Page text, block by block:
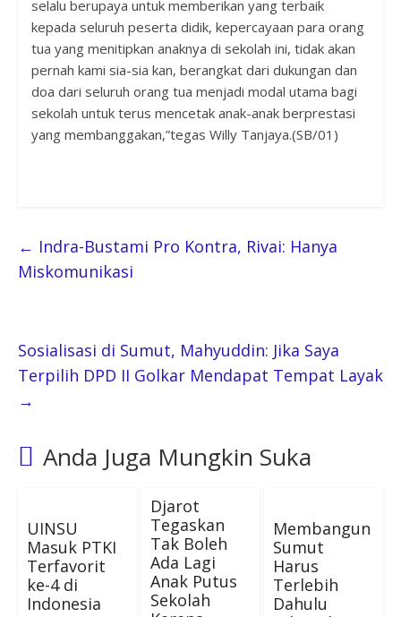
selalu berupaya untuk memberikan yang terbaik
kepada seluruh peserta didik, kepercayaan para orang
tua yang menitipkan anaknya di sekolah ini, tidak akan
pernah kami sia-sia kan, berangkat dari dukungan dan
doa dari seluruh orang tua menjadi modal utama bagi
sekolah untuk terus mencetak anak-anak berprestasi
yang membanggakan,”tegas Willy Tanjaya.(SB/01)
← Indra-Bustami Pro Kontra, Rivai: Hanya
Miskomunikasi
Sosialisasi di Sumut, Mahyuddin: Jika Saya
Terpilih DPD II Golkar Mendapat Tempat Layak
→
Anda Juga Mungkin Suka
UINSU
Masuk PTKI
Terfavorit
ke-4 di
Indonesia
Djarot
Tegaskan
Tak Boleh
Ada Lagi
Anak Putus
Sekolah
Membangun
Sumut
Harus
Terlebih
Dahulu